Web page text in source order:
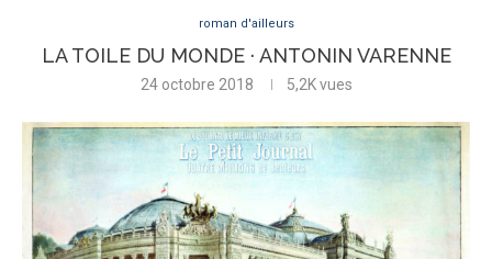
roman d'ailleurs
LA TOILE DU MONDE · ANTONIN VARENNE
24 octobre 2018 5,2Kvues